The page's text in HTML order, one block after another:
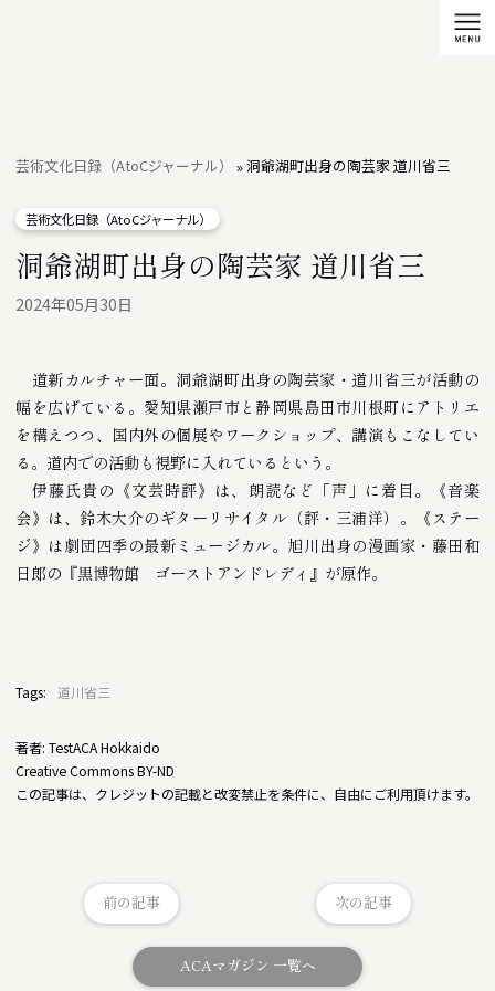
芸術文化日録（AtoCジャーナル） »洞爺湖町出身の陶芸家 道川省三
芸術文化日録（AtoCジャーナル）
洞爺湖町出身の陶芸家 道川省三
2024年05月30日
道新カルチャー面。洞爺湖町出身の陶芸家・道川省三が活動の
幅を広げている。愛知県瀬戸市と静岡県島田市川根町にアトリエ
を構えつつ、国内外の個展やワークショップ、講演もこなしてい
る。道内での活動も視野に入れているという。
伊藤氏貴の《文芸時評》は、朗読など「声」に着目。《音楽
会》は、鈴木大介のギターリサイタル（評・三浦洋）。《ステー
ジ》は劇団四季の最新ミュージカル。旭川出身の漫画家・藤田和
日郎の『黒博物館 ゴーストアンドレディ』が原作。
Tags: 道川省三
著者: TestACA Hokkaido
Creative Commons BY-ND
この記事は、クレジットの記載と改変禁止を条件に、自由にご利用頂けます。
前の記事
ACAマガジン 一覧へ
次の記事